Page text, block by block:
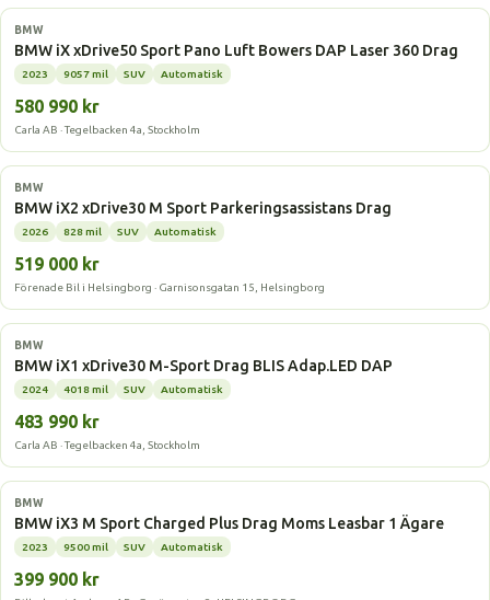
Elbil
BMW
BMW iX xDrive50 Sport Pano Luft Bowers DAP Laser 360 Drag
2023 9057 mil SUV Automatisk
580 990 kr
Carla AB · Tegelbacken 4a, Stockholm
Elbil
BMW
BMW iX2 xDrive30 M Sport Parkeringsassistans Drag
2026 828 mil SUV Automatisk
519 000 kr
Förenade Bil i Helsingborg · Garnisonsgatan 15, Helsingborg
Elbil
BMW
BMW iX1 xDrive30 M-Sport Drag BLIS Adap.LED DAP
2024 4018 mil SUV Automatisk
483 990 kr
Carla AB · Tegelbacken 4a, Stockholm
Elbil
BMW
BMW iX3 M Sport Charged Plus Drag Moms Leasbar 1 Ägare
2023 9500 mil SUV Automatisk
399 900 kr